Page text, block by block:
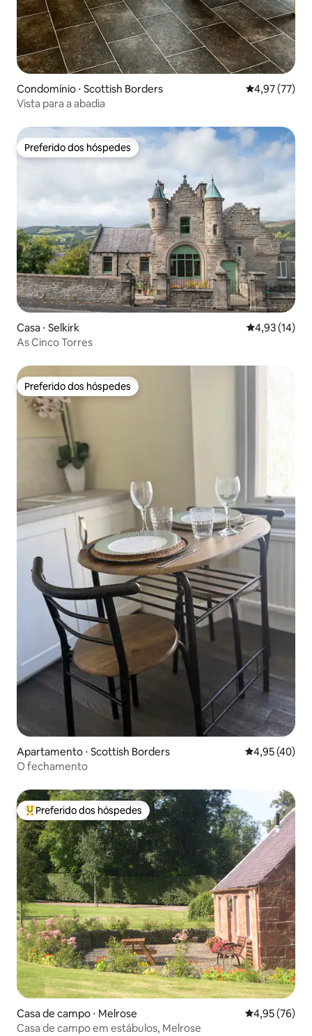
Condomínio ⋅ Scottish Borders 4,97 de uma
4,97 (77)
Vista para a abadia
Preferido dos hóspedes
Preferido dos hóspedes
Casa ⋅ Selkirk 4,93 de uma
4,93 (14)
As Cinco Torres
Preferido dos hóspedes
Preferido dos hóspedes
Apartamento ⋅ Scottish Borders 4,95 de uma
4,95 (40)
O fechamento
Entre os melhores preferidos dos hóspedes
Preferido dos hóspedes
Casa de campo ⋅ Melrose 4,95 de uma
4,95 (76)
Casa de campo em estábulos, Melrose